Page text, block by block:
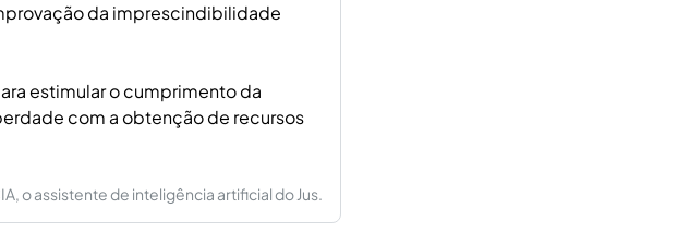
da imprescindibilidade
estimular o cumprimento da
com a obtenção de recursos
o assistente de inteligência artificial do Jus.